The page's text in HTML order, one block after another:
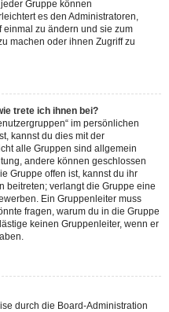
Gruppe können
es den Administratoren,
einmal zu ändern und sie zum
machen oder ihnen Zugriff zu
trete ich ihnen bei?
im persönlichen
kannst du dies mit der
alle Gruppen sind allgemein
andere können geschlossen
Gruppe offen ist, kannst du ihr
beitreten; verlangt die Gruppe eine
Ein Gruppenleiter muss
fragen, warum du in die Gruppe
keinen Gruppenleiter, wenn er
durch die Board-Administration